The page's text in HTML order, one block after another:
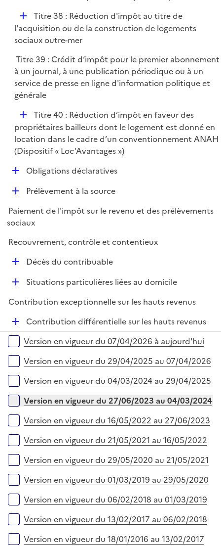
D
é
p
i
e
r
Titre 38 : Réduction d'impôt au titre de
l'acquisition ou de la construction de logements
sociaux outre-mer
Titre 39 : Crédit d’impôt pour le premier abonnement
à un journal, à une publication périodique ou à un
service de presse en ligne d'information politique et
générale
D
é
p
l
e
r
Titre 40 : Réduction d’impôt en faveur des
propriétaires bailleurs dont le logement est donné en
location dans le cadre d’un conventionnement ANAH
(Dispositif « Loc’Avantages »)
D
i
e
r
Obligations déclaratives
D
p
l
i
Prélèvement à la source
Paiement de l'impôt sur le revenu et des prélèvements
sociaux
Recouvrement, contrôle et contentieux
D
i
r
Décès du contribuable
D
p
i
e
Situations particulières liées au domicile
Contribution exceptionnelle sur les hauts revenus
D
é
p
e
Contribution différentielle sur les hauts revenus
Versions sur la période
Version en vigueur du 07/04/2026 à aujourd'hui
Version en vigueur du 29/04/2025 au 07/04/2026
Version en vigueur du 04/03/2024 au 29/04/2025
Version en vigueur du 27/06/2023 au 04/03/2024
Version en vigueur du 16/05/2022 au 27/06/2023
Version en vigueur du 21/05/2021 au 16/05/2022
Version en vigueur du 29/05/2020 au 21/05/2021
Version en vigueur du 01/03/2019 au 29/05/2020
Version en vigueur du 06/02/2018 au 01/03/2019
Version en vigueur du 13/02/2017 au 06/02/2018
Version en vigueur du 18/01/2016 au 13/02/2017